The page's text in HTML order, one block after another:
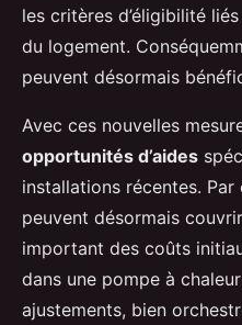
les critères d’éligibilité
du logement.
peuvent désormais
Avec ces nouvelles
opportunités d’aides
installations récentes.
peuvent désormais
important des coûts
dans une pompe à
ajustements, bien